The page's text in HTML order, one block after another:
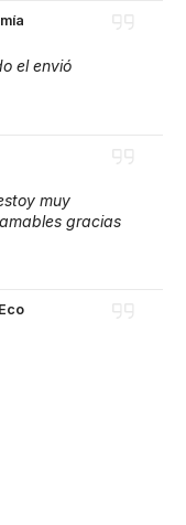
el envió
muy
gracias